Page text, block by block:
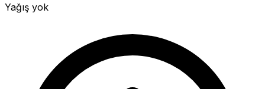
Yağış yok